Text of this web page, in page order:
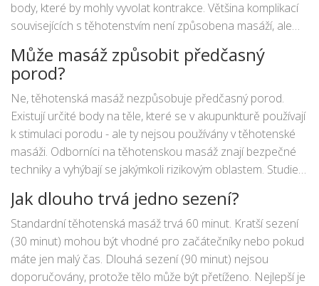
body, které by mohly vyvolat kontrakce. Většina komplikací
souvisejících s těhotenstvím není způsobena masáží, ale
zdravotními problémy. Pokud máte krvácení, předčasný
porod nebo vysoký krevní tlak, informujte maséra před
sezením.
Může masáž způsobit předčasný
porod?
Ne, těhotenská masáž nezpůsobuje předčasný porod.
Existují určité body na těle, které se v akupunkturě používají
k stimulaci porodu - ale ty nejsou používány v těhotenské
masáži. Odborníci na těhotenskou masáž znají bezpečné
techniky a vyhýbají se jakýmkoli rizikovým oblastem. Studie
mezi těhotenskou masáží a předčasným porodem.
Jak dlouho trvá jedno sezení?
Standardní těhotenská masáž trvá 60 minut. Kratší sezení
(30 minut) mohou být vhodné pro začátečníky nebo pokud
máte jen malý čas. Dlouhá sezení (90 minut) nejsou
doporučovány, protože tělo může být přetíženo. Nejlepší je